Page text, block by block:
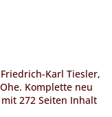
Karl Tiesler,
Komplette neu
272 Seiten Inhalt